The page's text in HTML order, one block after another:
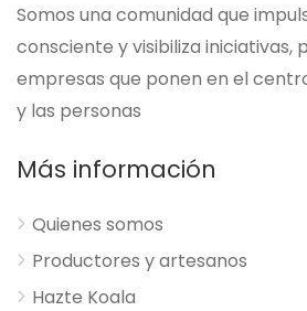
Somos una comunidad que
consciente y visibiliza iniciativas,
empresas que ponen en el
y las personas
Más información
Quienes somos
Productores y artesanos
Hazte Koala